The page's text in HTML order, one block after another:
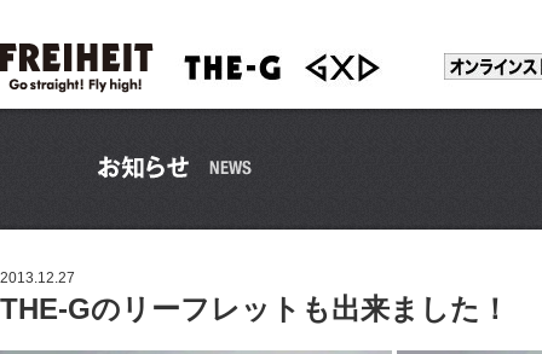
2013.12.27
THE-Gのリーフレットも出来ました！